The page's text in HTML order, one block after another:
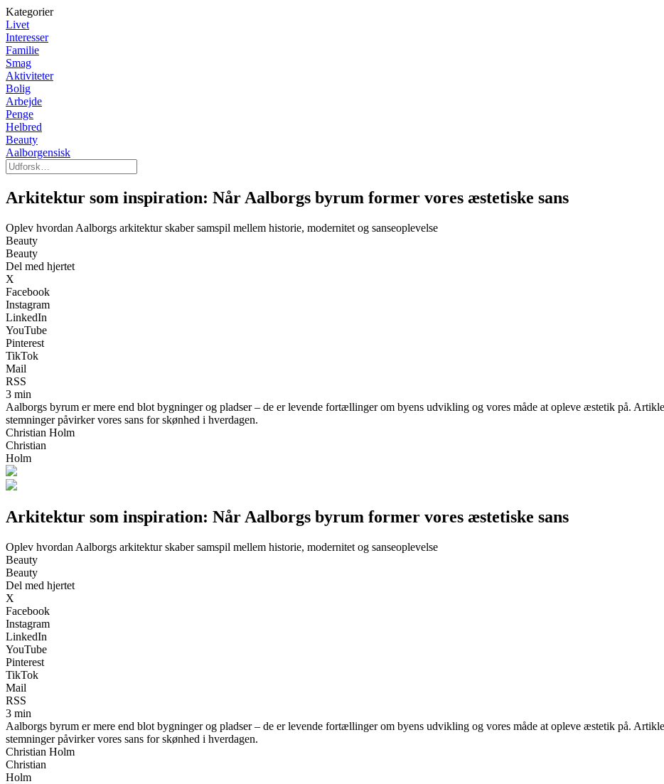
Kategorier
Livet
Interesser
Familie
Smag
Aktiviteter
Bolig
Arbejde
Penge
Helbred
Beauty
Aalborgensisk
Arkitektur som inspiration: Når Aalborgs byrum former vores æstetiske sans
Oplev hvordan Aalborgs arkitektur skaber samspil mellem historie, modernitet og sanseoplevelse
Beauty
Beauty
Del med hjertet
X
Facebook
Instagram
LinkedIn
YouTube
Pinterest
TikTok
Mail
RSS
3 min
Aalborgs byrum er mere end blot bygninger og pladser – de er levende fortællinger om byens udvikling og vores måde at opleve æstetik på.
stemninger påvirker vores sans for skønhed i hverdagen.
Christian Holm
Christian
Holm
Arkitektur som inspiration: Når Aalborgs byrum former vores æstetiske sans
Oplev hvordan Aalborgs arkitektur skaber samspil mellem historie, modernitet og sanseoplevelse
Beauty
Beauty
Del med hjertet
X
Facebook
Instagram
LinkedIn
YouTube
Pinterest
TikTok
Mail
RSS
3 min
Aalborgs byrum er mere end blot bygninger og pladser – de er levende fortællinger om byens udvikling og vores måde at opleve æstetik på.
stemninger påvirker vores sans for skønhed i hverdagen.
Christian Holm
Christian
Holm